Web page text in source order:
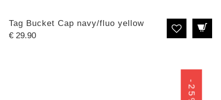
Tag Bucket Cap navy/fluo yellow
€29.90
-25%